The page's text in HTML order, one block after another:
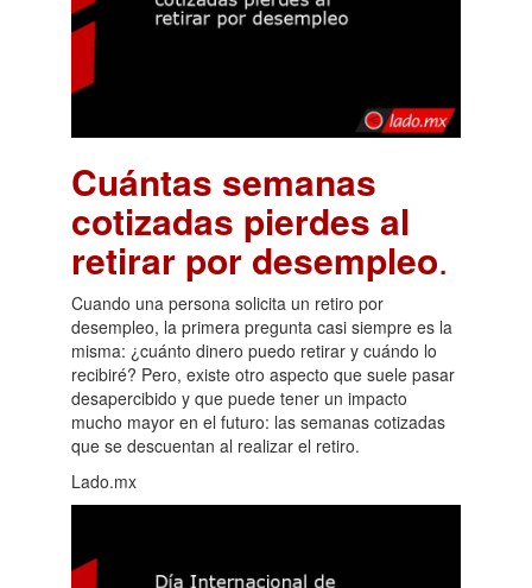
Cuántas semanas
cotizadas pierdes al
retirar por desempleo.
Cuando una persona solicita un retiro por
desempleo, la primera pregunta casi siempre es la
misma: ¿cuánto dinero puedo retirar y cuándo lo
recibiré? Pero, existe otro aspecto que suele pasar
desapercibido y que puede tener un impacto
mucho mayor en el futuro: las semanas cotizadas
que se descuentan al realizar el retiro.
Lado.mx